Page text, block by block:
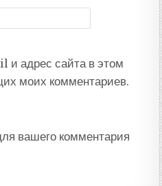
и адрес сайта в этом
моих комментариев.
вашего комментария